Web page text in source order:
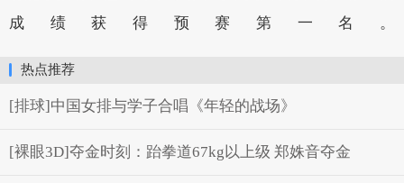
成绩获得预赛第一名。
热点推荐
[排球]中国女排与学子合唱《年轻的战场》
[裸眼3D]夺金时刻：跆拳道67kg以上级 郑姝音夺金